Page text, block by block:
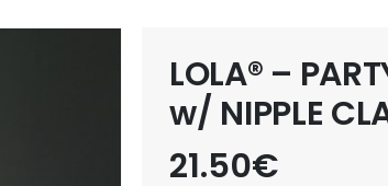
LOLA® –
w/ NIPPLE
21.50€